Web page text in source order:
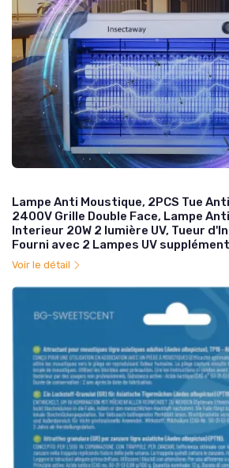
Lampe Anti Moustique, 2PCS Tue
2400V Grille Double Face, Lampe
Interieur 20W 2 lumière UV, Tueur
Fourni avec 2 Lampes UV
Voir le détail